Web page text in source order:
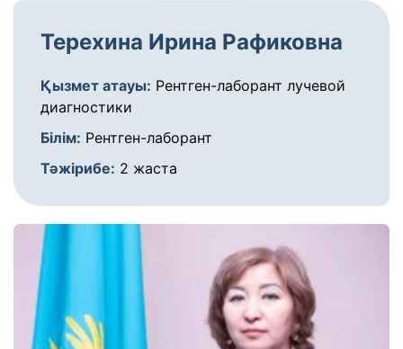
Терехина Ирина Рафиковна
Қызмет атауы: Рентген-лаборант лучевой
диагностики
Білім: Рентген-лаборант
Тәжірибе: 2 жаста